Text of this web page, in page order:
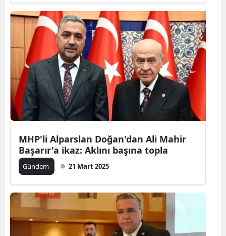
MHP'li Alparslan Doğan'dan Ali Mahir
Başarır'a ikaz: Aklını başına topla
Gündem 21 Mart 2025